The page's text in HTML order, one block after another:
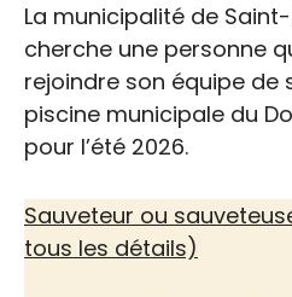
La municipalité de
cherche une personne
rejoindre son équipe de
piscine municipale du
pour l’été 2026.
Sauveteur ou
tous les détails)